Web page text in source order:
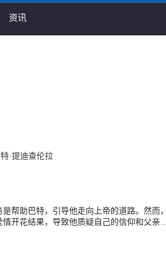
资讯
·提迪查伦拉
帮助巴特，引导他走向上帝的道路。然而，
开花结果，导致他质疑自己的信仰和父亲强
存活吗？ Tanrak, an orphan raised in a
him toward God’s path. However, as
blossoms, causing him to question his